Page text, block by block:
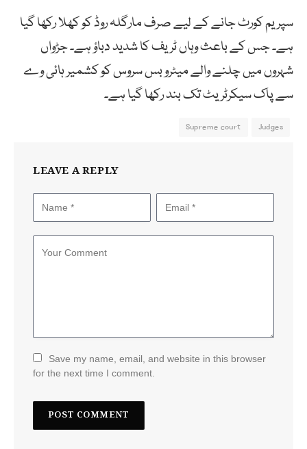
سپریم کورٹ جانے کے لیے صرف مارگلہ روڈ کو کھلا رکھا گیا
ہے۔ جس کے باعث وہاں ٹریف کا شدید دباؤ ہے۔ جڑواں
شہروں میں چلنے والے میٹرو بس سروس کو کشمیر ہائی وے
سے پاک سیکرٹریٹ تک بند رکھا گیا ہے۔
Judges
Supreme court
LEAVE A REPLY
Save my name, email, and website in this browser
for the next time I comment.